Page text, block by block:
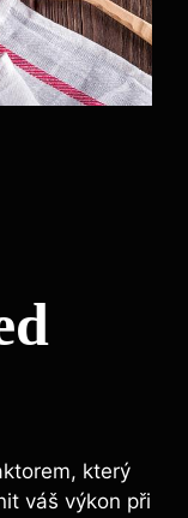
který
váš výkon při